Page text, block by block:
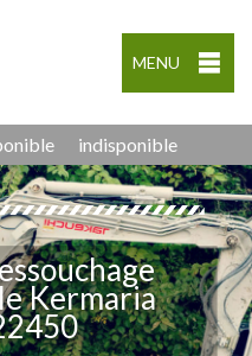
MENU
indisponible
Kermaria